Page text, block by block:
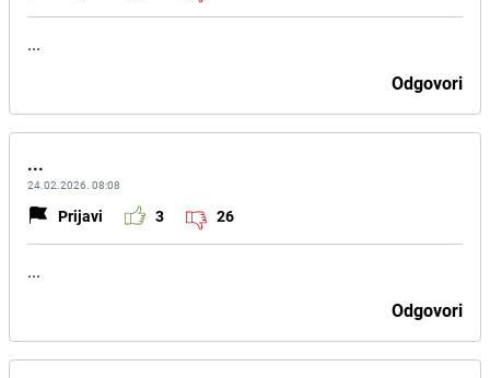
...
Odgovori
...
24.02.2026. 08:08
Prijavi 3 26
...
Odgovori